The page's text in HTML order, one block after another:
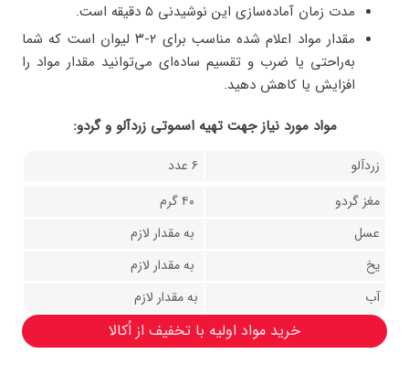
مدت‌ زمان آماده‌سازی این نوشیدنی ۵ دقیقه است.
مقدار مواد اعلام شده مناسب براي ٢-٣ ليوان است كه شما
به‌راحتی يا ضرب و تقسيم ساده‌ای می‌توانید مقدار مواد را
افزايش يا كاهش دهيد.
مواد مورد نیاز جهت تهیه اسموتی زردآلو و گردو:
زردآلو
٦ عدد
مغز گردو
عسل
به مقدار لازم
يخ
به مقدار لازم
آب
به مقدار لازم
خرید مواد اولیه با تخفیف از اُکالا